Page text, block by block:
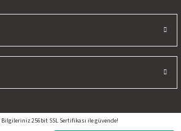
Bilgileriniz 256bit SSL Sertifikası ile güvende!